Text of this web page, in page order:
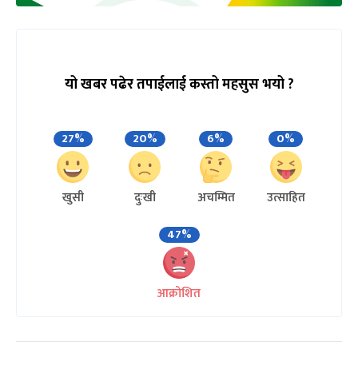
यो खबर पढेर तपाईलाई कस्तो महसुस भयो ?
27%
खुसी
20%
दुःखी
6%
अचम्मित
0%
उत्साहित
47%
आक्रोशित